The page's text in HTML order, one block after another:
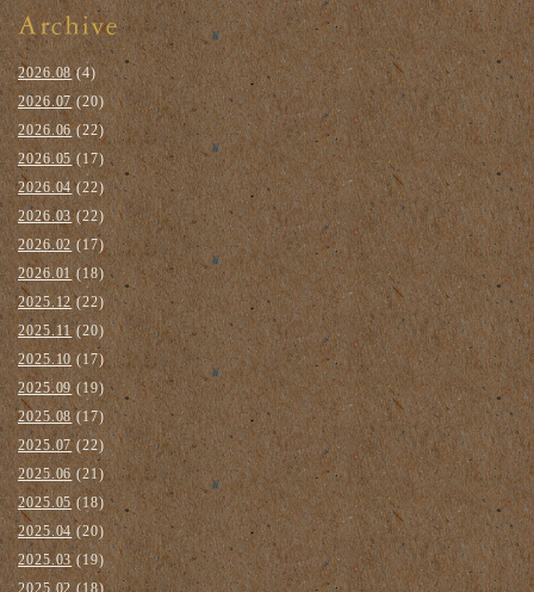
2026.08(4)
2026.07(20)
2026.06 (22)
2026.05(17)
2026.04(22)
2026.03(22)
2026.02 (17)
2026.01(18)
2025.12(22)
2025.11(20)
2025.10 (17)
2025.09(19)
2025.08(17)
2025.07(22)
2025.06 (21)
2025.05(18)
2025.04(20)
2025.03(19)
2025.02 (18)